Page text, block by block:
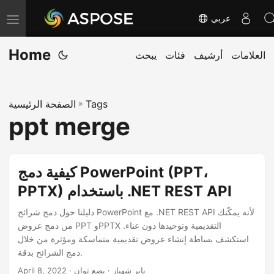
T
o
g
e
n
a
عربي
Home يبحث فئات أرشيف العلامات
الصفحة الرئيسية » Tags
ppt merge
كيفية دمج PowerPoint (PPT،
PPTX) باستخدام .NET REST API
دليلنا حول دمج شرائح PowerPoint مع .NET REST API لأنه يمكّنك
من دمج عروض PPT وPPTX التقديمية وتوحيدها دون عناء.
استكشف بساطة إنشاء عروض تقديمية متماسكة ومؤثرة من خلال
دمج الشرائح بدقة.
April 8, 2022 · ناير شهباز · بضع ثوان